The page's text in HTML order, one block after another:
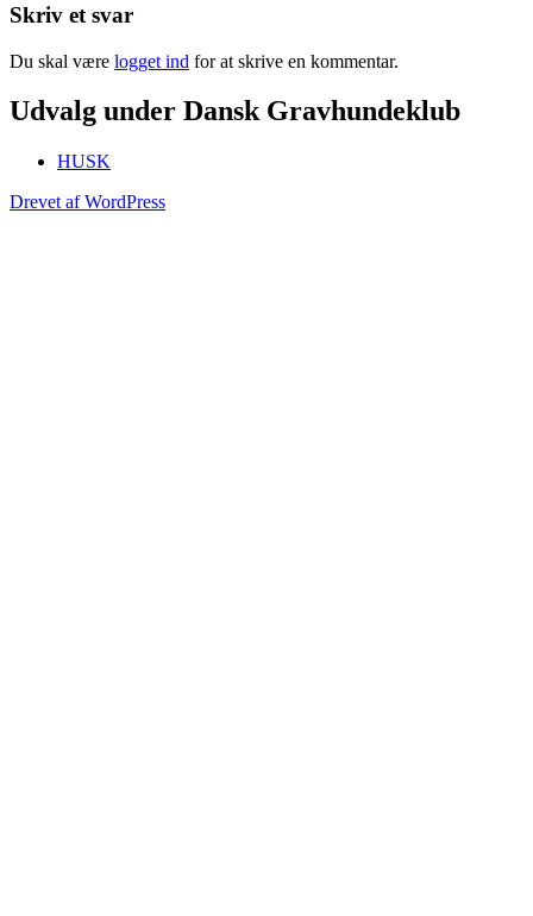
Skriv et svar
Du skal være logget ind for at skrive en kommentar.
Udvalg under Dansk Gravhundeklub
HUSK
Drevet af WordPress